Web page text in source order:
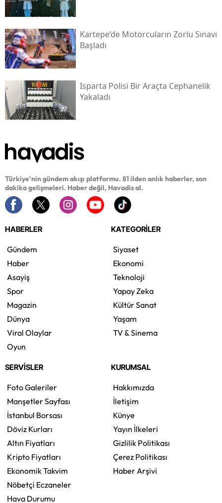
Kartepe’de Motorcuların Zorlu Sınavı
Başladı
Isparta Polisi Bir Araçta Cephanelik
Yakaladı
Türkiye'nin gündem akışı platformu. 81 ilden anlık haberler, son
dakika gelişmeleri. Haber değil, Havadis al.
HABERLER
Gündem
Haber
Asayiş
Spor
Magazin
Dünya
Viral Olaylar
Oyun
KATEGORİLER
Siyaset
Ekonomi
Teknoloji
Yapay Zeka
Kültür Sanat
Yaşam
TV & Sinema
SERVİSLER
Foto Galeriler
Manşetler Sayfası
İstanbul Borsası
Döviz Kurları
Altın Fiyatları
Kripto Fiyatları
Ekonomik Takvim
Nöbetçi Eczaneler
Hava Durumu
KURUMSAL
Hakkımızda
İletişim
Künye
Yayın İlkeleri
Gizlilik Politikası
Çerez Politikası
Haber Arşivi